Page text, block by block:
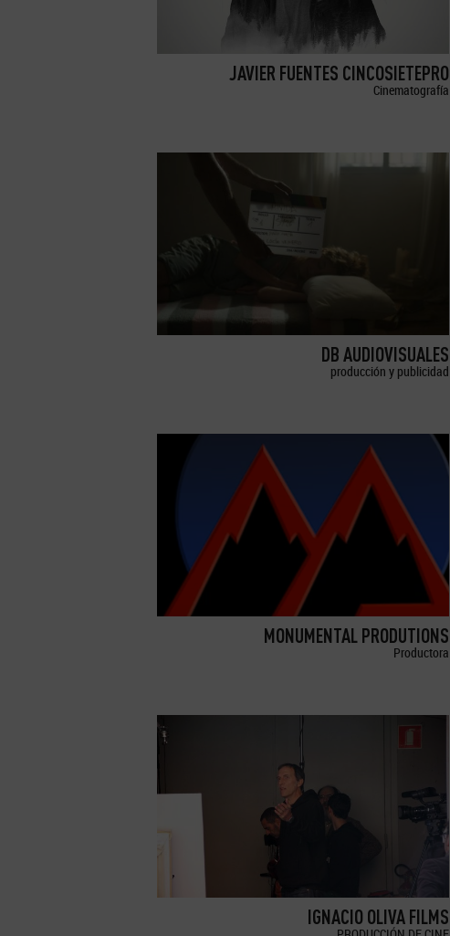
JAVIER FUENTES CINCOSIETEPRO
Cinematografía
DB AUDIOVISUALES
producción y publicidad
MONUMENTAL PRODUTIONS
Productora
IGNACIO OLIVA FILMS